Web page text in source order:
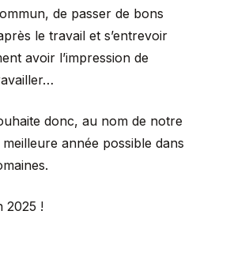
de passer de bons
le travail et s’entrevoir
avoir l’impression de
donc, au nom de notre
année possible dans
2025 !